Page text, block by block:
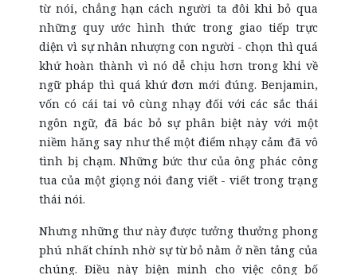
từ nói, chẳng hạn cách người ta đôi khi bỏ qua
những quy ước hình thức trong giao tiếp trực
diện vì sự nhân nhượng con người - chọn thì quá
khứ hoàn thành vì nó dễ chịu hơn trong khi về
ngữ pháp thì quá khứ đơn mới đúng. Benjamin,
vốn có cái tai vô cùng nhạy đối với các sắc thái
ngôn ngữ, đã bác bỏ sự phân biệt này với một
niềm hăng say như thể một điểm nhạy cảm đã vô
tình bị chạm. Những bức thư của ông phác công
tua của một giọng nói đang viết - viết trong trạng
thái nói.
Nhưng những thư này được tưởng thưởng phong
phú nhất chính nhờ sự từ bỏ nằm ở nền tảng của
chúng. Điều này biện minh cho việc công bố